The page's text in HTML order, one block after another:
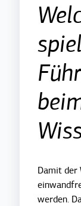
Damit der
werden.